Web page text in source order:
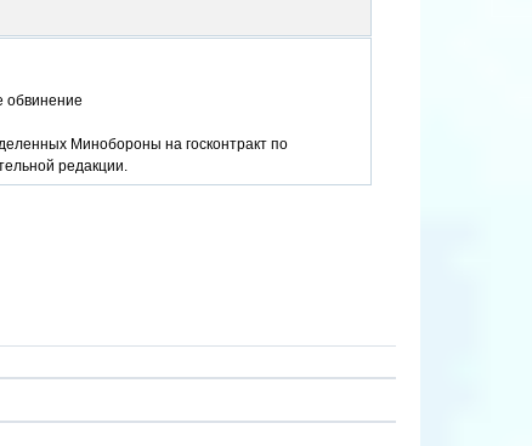
обвинение
Минобороны на госконтракт по
редакции.